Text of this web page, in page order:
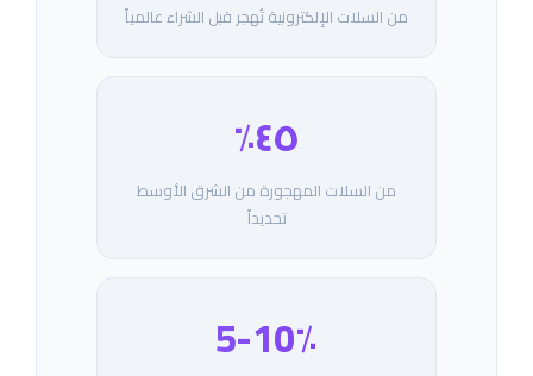
من السلات الإلكترونية تُهجر قبل الشراء عالمياً
٤٥٪
من السلات المهجورة من الشرق الأوسط
تحديداً
5-10٪